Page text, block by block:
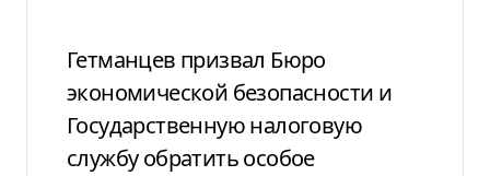
Гетманцев призвал Бюро
экономической безопасности и
Государственную налоговую
службу обратить особое